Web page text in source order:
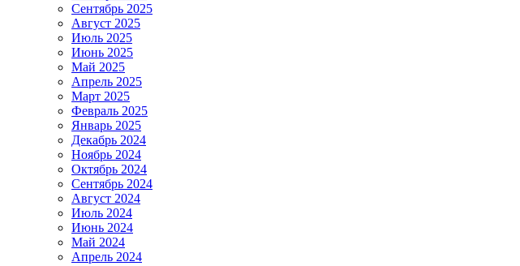
Сентябрь 2025
Август 2025
Июль 2025
Июнь 2025
Май 2025
Апрель 2025
Март 2025
Февраль 2025
Январь 2025
Декабрь 2024
Ноябрь 2024
Октябрь 2024
Сентябрь 2024
Август 2024
Июль 2024
Июнь 2024
Май 2024
Апрель 2024